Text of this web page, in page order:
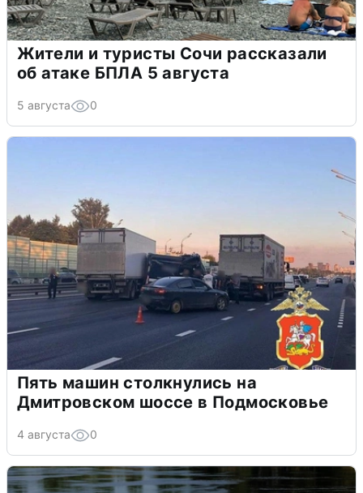
Жители и туристы Сочи рассказали
об атаке БПЛА 5 августа
5 августа 0
Пять машин столкнулись на
Дмитровском шоссе в Подмосковье
4 августа 0